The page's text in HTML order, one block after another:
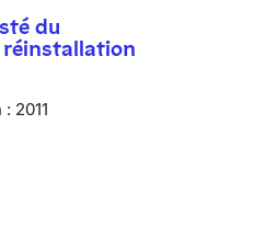
du
: 2011